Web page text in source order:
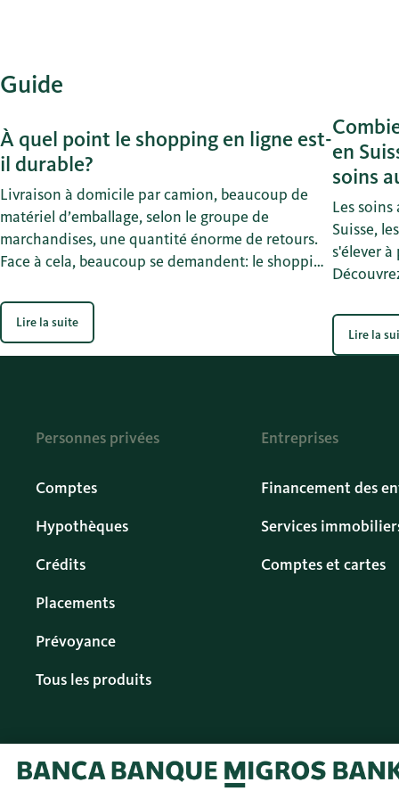
Guide
À quel point le shopping en ligne est-
il durable?
Livraison à domicile par camion, beaucoup de
matériel d’emballage, selon le groupe de
marchandises, une quantité énorme de retours.
Face à cela, beaucoup se demandent: le shopping
montrent que oui: le bilan CO2 des achats en
ligne est souvent meilleur que si l’on se déplaçait
Lire la suite
en
soins
Les soins
Suisse,
s'élever
pour le
retraite.
Lire la
Personnes privées
Comptes
Hypothèques
Crédits
Placements
Prévoyance
Tous les produits
Entreprises
Financement des
Services
Comptes et cartes